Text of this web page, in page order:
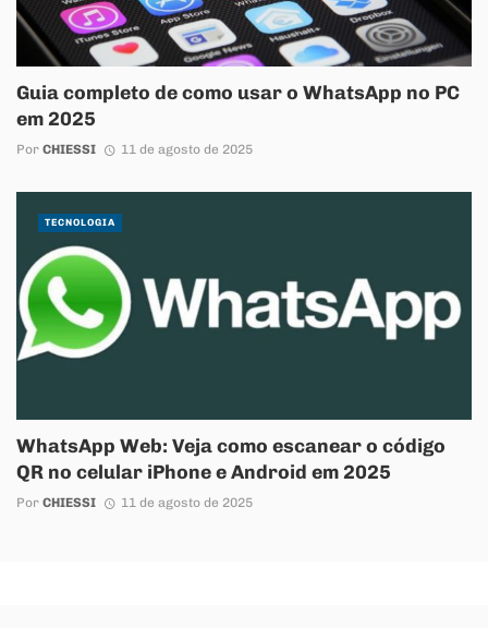
Guia completo de como usar o WhatsApp no PC
em 2025
Por CHIESSI 11 de agosto de 2025
WhatsApp Web: Veja como escanear o código
QR no celular iPhone e Android em 2025
Por CHIESSI 11 de agosto de 2025
TECNOLOGIA